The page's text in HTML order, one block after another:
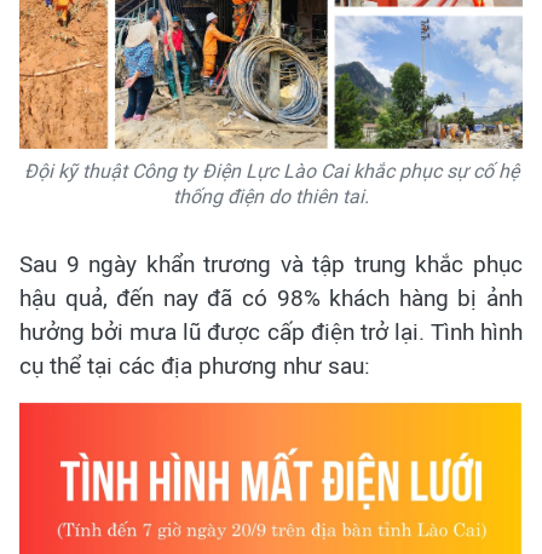
Đội kỹ thuật Công ty Điện Lực Lào Cai khắc phục sự cố hệ
thống điện do thiên tai.
Sau 9 ngày khẩn trương và tập trung khắc phục
hậu quả, đến nay đã có 98% khách hàng bị ảnh
hưởng bởi mưa lũ được cấp điện trở lại. Tình hình
cụ thể tại các địa phương như sau: